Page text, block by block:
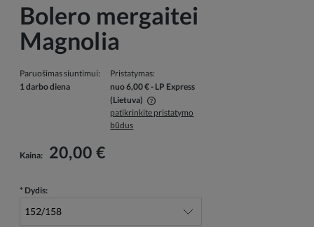
Bolero mergaitei
Magnolia
Paruošimas siuntimui:
1 darbo diena
Pristatymas:
nuo 6,00 €- LP Express
(Lietuva)
Į kainą neįskaičiuotos galimos mokėjimo išlaidos
patikrinkite pristatymo
būdus
Kaina: 20,00 €
* Dydis: